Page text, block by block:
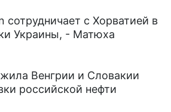
сотрудничает с Хорватией в
Украины, - Матюха
Венгрии и Словакии
российской нефти